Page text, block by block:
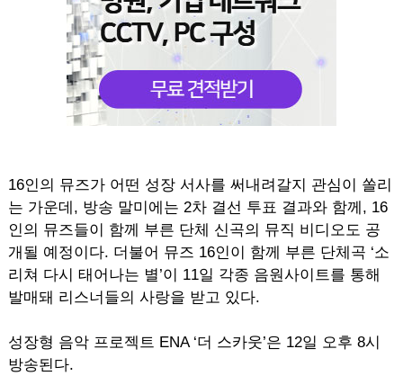
16인의 뮤즈가 어떤 성장 서사를 써내려갈지 관심이 쏠리
는 가운데, 방송 말미에는 2차 결선 투표 결과와 함께, 16
인의 뮤즈들이 함께 부른 단체 신곡의 뮤직 비디오도 공
개될 예정이다. 더불어 뮤즈 16인이 함께 부른 단체곡 ‘소
리쳐 다시 태어나는 별’이 11일 각종 음원사이트를 통해
발매돼 리스너들의 사랑을 받고 있다.
성장형 음악 프로젝트 ENA ‘더 스카웃’은 12일 오후 8시
방송된다.